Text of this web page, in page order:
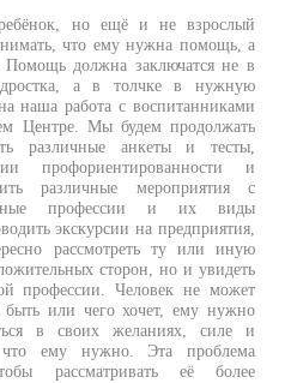
но ещё и не взрослый
что ему нужна помощь, а
должна заключатся не в
а в толчке в нужную
наша работа с воспитанниками
Центре. Мы будем продолжать
различные анкеты и тесты,
профориентированности и
различные мероприятия с
профессии и их виды
экскурсии на предприятия,
рассмотреть ту или иную
сторон, но и увидеть
профессии. Человек не может
быть или чего хочет, ему нужно
в своих желаниях, силе и
что ему нужно. Эта проблема
рассматривать её более